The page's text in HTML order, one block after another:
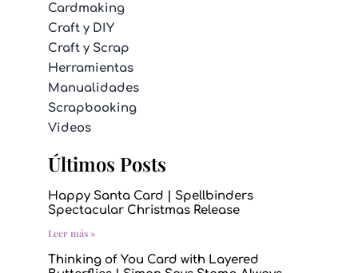
Cardmaking
Craft y DIY
Craft y Scrap
Herramientas
Manualidades
Scrapbooking
Videos
Últimos Posts
Happy Santa Card | Spellbinders
Spectacular Christmas Release
Leer más »
Thinking of You Card with Layered